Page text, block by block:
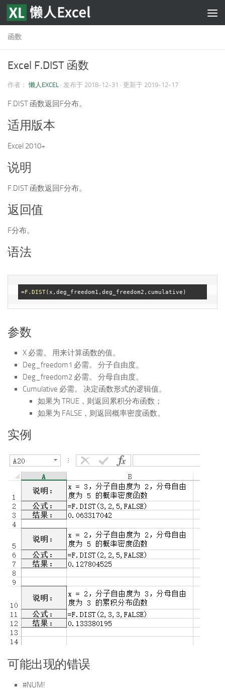
跳至内容
函数
Excel F.DIST 函数
作者： 懒人EXCEL · 发布于 2018-12-31 · 更新于 2019-12-17
F.DIST 函数返回F分布。
适用版本
Excel 2010+
说明
F.DIST 函数返回F分布。
返回值
F分布。
语法
=F.DIST
参数
X 必需。 用来计算函数的值。
Deg_freedom1 必需。 分子自由度。
Deg_freedom2 必需。 分母自由度。
Cumulative 必需。 决定函数形式的逻辑值。
如果为 TRUE，则返回累积分布函数；
如果为 FALSE，则返回概率密度函数。
实例
可能出现的错误
#NUM!